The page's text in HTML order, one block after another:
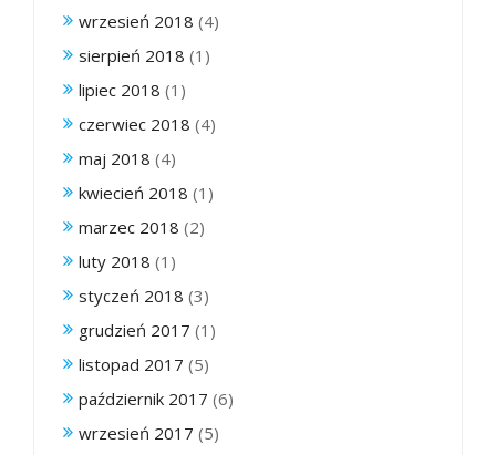
wrzesień 2018 (4)
sierpień 2018 (1)
lipiec 2018 (1)
czerwiec 2018 (4)
maj 2018 (4)
kwiecień 2018 (1)
marzec 2018 (2)
luty 2018 (1)
styczeń 2018 (3)
grudzień 2017 (1)
listopad 2017 (5)
październik 2017 (6)
wrzesień 2017 (5)